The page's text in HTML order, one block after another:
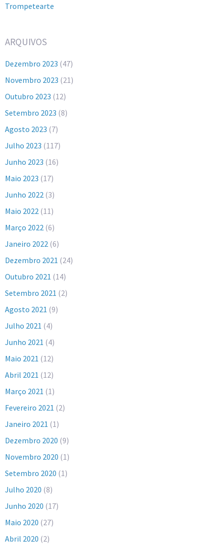
Trompetearte
ARQUIVOS
Dezembro 2023 (47)
Novembro 2023 (21)
Outubro 2023 (12)
Setembro 2023 (8)
Agosto 2023 (7)
Julho 2023 (117)
Junho 2023 (16)
Maio 2023 (17)
Junho 2022 (3)
Maio 2022 (11)
Março 2022 (6)
Janeiro 2022 (6)
Dezembro 2021 (24)
Outubro 2021 (14)
Setembro 2021 (2)
Agosto 2021 (9)
Julho 2021 (4)
Junho 2021 (4)
Maio 2021 (12)
Abril 2021 (12)
Março 2021 (1)
Fevereiro 2021 (2)
Janeiro 2021 (1)
Dezembro 2020 (9)
Novembro 2020 (1)
Setembro 2020 (1)
Julho 2020 (8)
Junho 2020 (17)
Maio 2020 (27)
Abril 2020 (2)